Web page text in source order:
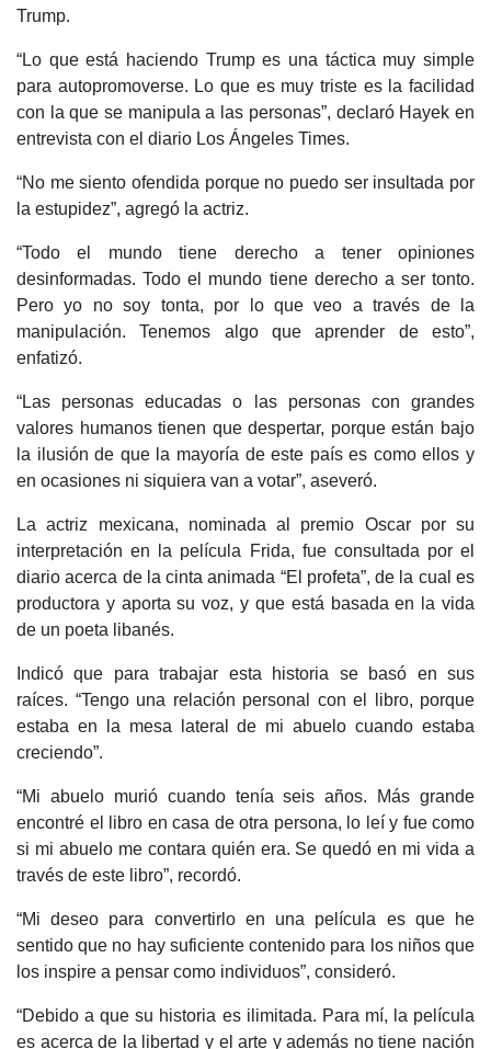
Trump.
“Lo que está haciendo Trump es una táctica muy simple
para autopromoverse. Lo que es muy triste es la facilidad
con la que se manipula a las personas”, declaró Hayek en
entrevista con el diario Los Ángeles Times.
“No me siento ofendida porque no puedo ser insultada por
la estupidez”, agregó la actriz.
“Todo el mundo tiene derecho a tener opiniones
desinformadas. Todo el mundo tiene derecho a ser tonto.
Pero yo no soy tonta, por lo que veo a través de la
manipulación. Tenemos algo que aprender de esto”,
enfatizó.
“Las personas educadas o las personas con grandes
valores humanos tienen que despertar, porque están bajo
la ilusión de que la mayoría de este país es como ellos y
en ocasiones ni siquiera van a votar”, aseveró.
La actriz mexicana, nominada al premio Oscar por su
interpretación en la película Frida, fue consultada por el
diario acerca de la cinta animada “El profeta”, de la cual es
productora y aporta su voz, y que está basada en la vida
de un poeta libanés.
Indicó que para trabajar esta historia se basó en sus
raíces. “Tengo una relación personal con el libro, porque
estaba en la mesa lateral de mi abuelo cuando estaba
creciendo”.
“Mi abuelo murió cuando tenía seis años. Más grande
encontré el libro en casa de otra persona, lo leí y fue como
si mi abuelo me contara quién era. Se quedó en mi vida a
través de este libro”, recordó.
“Mi deseo para convertirlo en una película es que he
sentido que no hay suficiente contenido para los niños que
los inspire a pensar como individuos”, consideró.
“Debido a que su historia es ilimitada. Para mí, la película
es acerca de la libertad y el arte y además no tiene nación